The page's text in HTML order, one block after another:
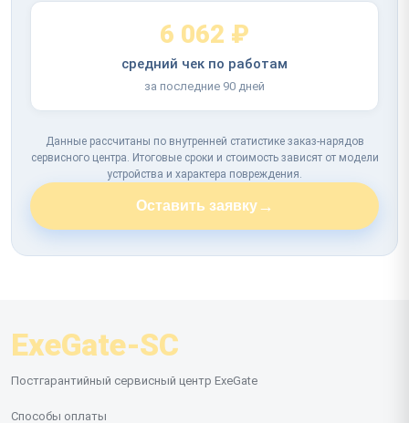
6 062 ₽
средний чек по работам
за последние 90 дней
Данные рассчитаны по внутренней статистике заказ-нарядов
сервисного центра. Итоговые сроки и стоимость зависят от модели
устройства и характера повреждения.
Оставить заявку→
ExeGate-SC
Постгарантийный сервисный центр ExeGate
Способы оплаты